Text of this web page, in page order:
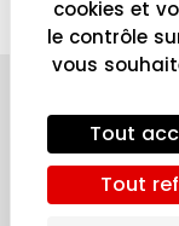
cookies et
le contrôle
vous
Tout
Tout
Anaïs– 071